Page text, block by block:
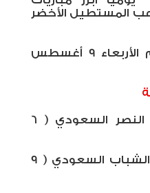
المستطيل الأخضر
مواعيد مباريات اليوم الأربعاء 9 أغسطس
الشرطة العراقي مع النصر السعودي ( 6
الهلال السعودي مع الشباب السعودي ( 9